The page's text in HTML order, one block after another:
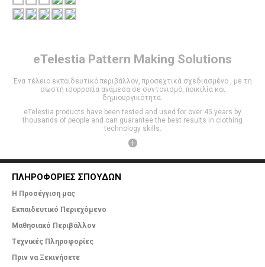
eTelestia Pattern Making Solutions
Ένα τέλειο εκπαιδευτικό περιβάλλον, προσεχτικά σχεδιασμένο , με τη
σωστή ισορροπία ανάμεσα σε συντονισμό, ποικιλία και
δημιουργικότητα.
eTelestia products have been tested and used for over 45 years by
thousands of people and can guarantee the best results in clothing
technology skills.
ΠΛΗΡΟΦΟΡΙΕΣ ΣΠΟΥΔΩΝ
Η Προσέγγιση μας
Εκπαιδευτικό Περιεχόμενο
Μαθησιακό Περιβάλλον
Tεχνικές Πληροφορίες
Πριν να Ξεκινήσετε